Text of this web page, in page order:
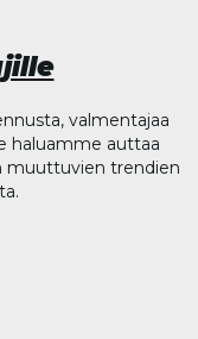
valmentajaa
haluamme auttaa
muuttuvien trendien